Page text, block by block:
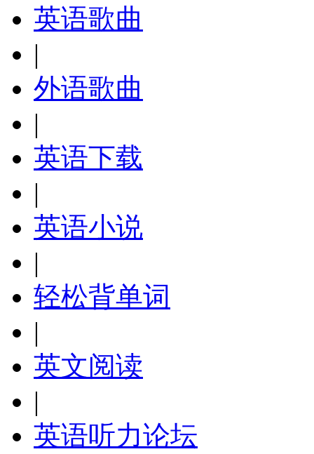
英语歌曲
|
外语歌曲
|
英语下载
|
英语小说
|
轻松背单词
|
英文阅读
|
英语听力论坛